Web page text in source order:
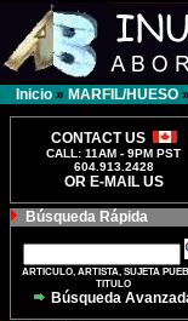
Inicio » MARFIL/HUESO »
CONTACT US
CALL: 11AM - 9PM PST
604.913.2428
OR E-MAIL US
Búsqueda Rápida
ARTICULO, ARTISTA, SUJETA
TITULO
Búsqueda